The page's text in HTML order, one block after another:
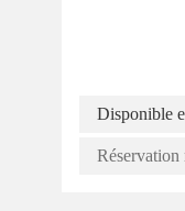
Disponible